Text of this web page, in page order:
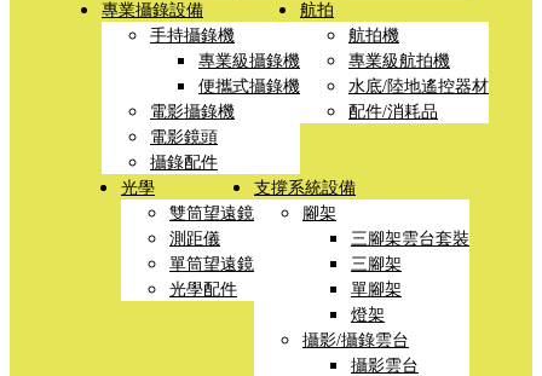
專業攝錄設備
手持攝錄機
專業級攝錄機
便攜式攝錄機
電影攝錄機
電影鏡頭
攝錄配件
航拍
航拍機
專業級航拍機
水底/陸地遙控器材
配件/消耗品
光學
雙筒望遠鏡
測距儀
單筒望遠鏡
光學配件
支撐系統設備
腳架
三腳架雲台套裝
三腳架
單腳架
燈架
攝影/攝錄雲台
攝影雲台